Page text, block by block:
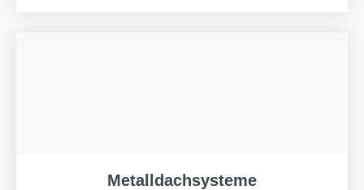
Metalldachsysteme